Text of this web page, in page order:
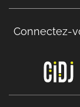
Connectez-